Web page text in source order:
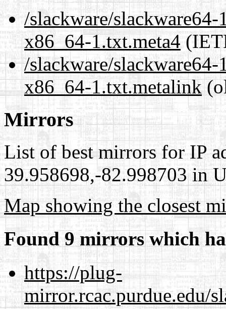
/slackware/
x86_64-1.txt.meta4
/slackware/
x86_64-1.txt.metalink
Mirrors
List of best mirrors for IP
39.958698,-82.998703 in
Map showing the closest
Found 9 mirrors which
https://plug-
mirror.rcac.purdue.edu/